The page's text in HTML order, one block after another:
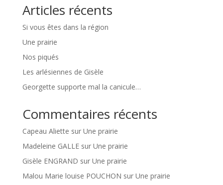
Articles récents
Si vous êtes dans la région
Une prairie
Nos piqués
Les arlésiennes de Gisèle
Georgette supporte mal la canicule…
Commentaires récents
Capeau Aliette sur Une prairie
Madeleine GALLEsur Une prairie
Gisèle ENGRAND sur Une prairie
Malou Marie louise POUCHON sur Une prairie